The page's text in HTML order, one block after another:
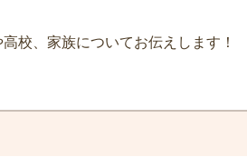
校、家族についてお伝えします！